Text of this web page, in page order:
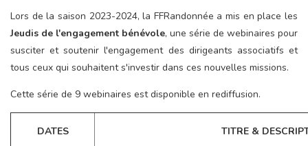
Lors de la saison 2023-2024, la FFRandonnée a mis en place les
Jeudis de l'engagement bénévole, une série de webinaires pour
susciter et soutenir l'engagement des dirigeants associatifs et
tous ceux qui souhaitent s'investir dans ces nouvelles missions.
Cette série de 9 webinaires est disponible en rediffusion.
DATES TITRE &